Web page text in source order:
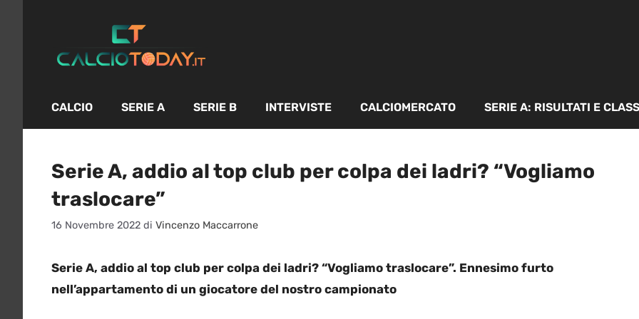
contenuto
CALCIO SERIE A SERIE B INTERVISTE CALCIOMERCATO SERIE A: RISULTATI E
Serie A, addio al top club per colpa dei ladri? “Vogliamo
traslocare”
16 Novembre 2022 di Vincenzo Maccarrone
Serie A, addio al top club per colpa dei ladri? “Vogliamo traslocare”. Ennesimo furto
nell’appartamento di un giocatore del nostro campionato